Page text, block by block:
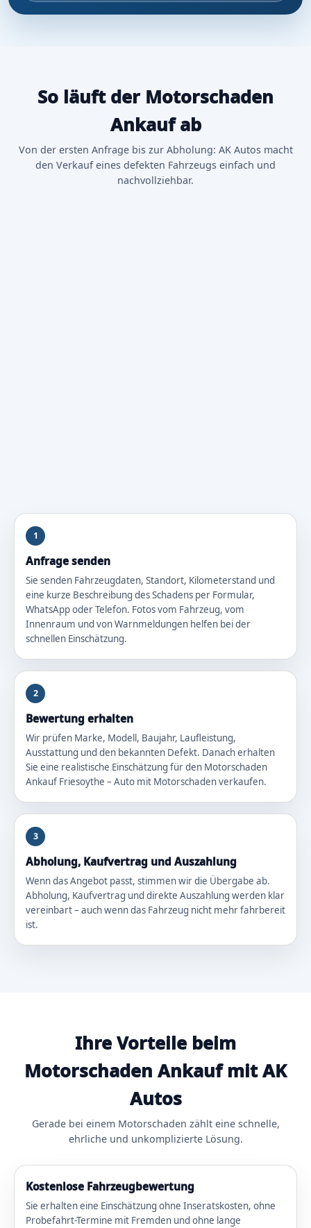
So läuft der Motorschaden
Ankauf ab
Von der ersten Anfrage bis zur Abholung: AK Autos macht
den Verkauf eines defekten Fahrzeugs einfach und
nachvollziehbar.
1
Anfrage senden
Sie senden Fahrzeugdaten, Standort, Kilometerstand und
eine kurze Beschreibung des Schadens per Formular,
WhatsApp oder Telefon. Fotos vom Fahrzeug, vom
Innenraum und von Warnmeldungen helfen bei der
schnellen Einschätzung.
2
Bewertung erhalten
Wir prüfen Marke, Modell, Baujahr, Laufleistung,
Ausstattung und den bekannten Defekt. Danach erhalten
Sie eine realistische Einschätzung für den Motorschaden
Ankauf Friesoythe – Auto mit Motorschaden verkaufen.
3
Abholung, Kaufvertrag und Auszahlung
Wenn das Angebot passt, stimmen wir die Übergabe ab.
Abholung, Kaufvertrag und direkte Auszahlung werden klar
vereinbart – auch wenn das Fahrzeug nicht mehr fahrbereit
ist.
Ihre Vorteile beim
Motorschaden Ankauf mit AK
Autos
Gerade bei einem Motorschaden zählt eine schnelle,
ehrliche und unkomplizierte Lösung.
Kostenlose Fahrzeugbewertung
Sie erhalten eine Einschätzung ohne Inseratskosten, ohne
Probefahrt-Termine mit Fremden und ohne lange